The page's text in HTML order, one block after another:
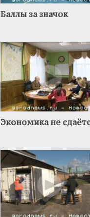
Баллы за значок
Экономика не